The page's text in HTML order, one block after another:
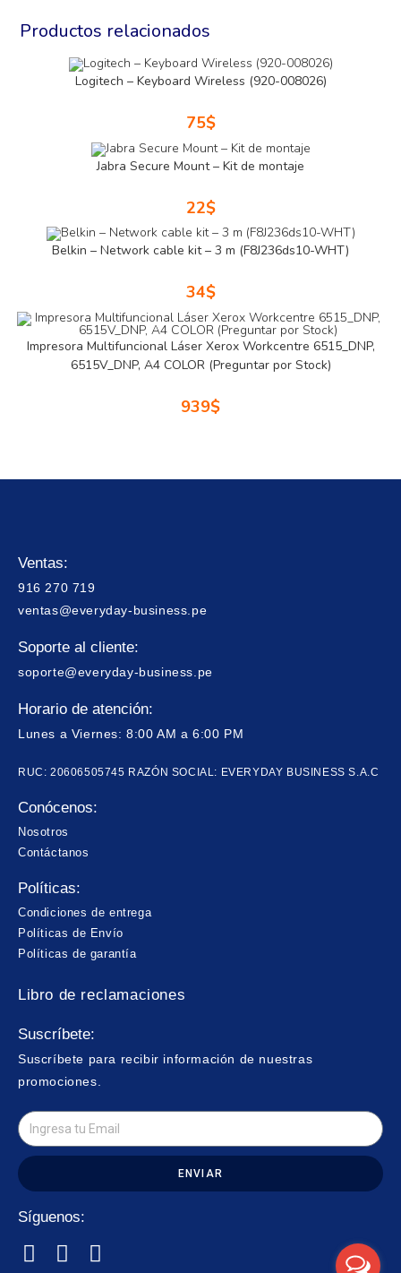
Productos relacionados
Logitech – Keyboard Wireless (920-008026)
75$
Jabra Secure Mount – Kit de montaje
22$
Belkin – Network cable kit – 3 m (F8J236ds10-WHT)
34$
Impresora Multifuncional Láser Xerox Workcentre 6515_DNP,
6515V_DNP, A4 COLOR (Preguntar por Stock)
939$
Ventas:
916 270 719
ventas@everyday-business.pe
Soporte al cliente:
soporte@everyday-business.pe
Horario de atención:
Lunes a Viernes: 8:00 AM a 6:00 PM
RUC: 20606505745 RAZÓN SOCIAL: EVERYDAY BUSINESS S.A.C
Conócenos:
Nosotros
Contáctanos
Políticas:
Condiciones de entrega
Políticas de Envío
Políticas de garantía
Libro de reclamaciones
Suscríbete:
Suscríbete para recibir información de nuestras
promociones.
ENVIAR
Síguenos: